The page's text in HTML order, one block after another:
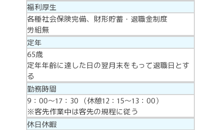
福利厚生
各種社会保険完備、財形貯蓄・退職金制度
労組無
定年
65歳
定年年齢に達した日の翌月末をもって退職日とす
る
勤務時間
9：00～17：30 （休憩12：15～13：00）
※客先作業中は客先の規程に従う
休日休暇